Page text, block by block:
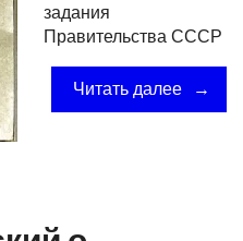
задания
Правительства СССР
Читать далее